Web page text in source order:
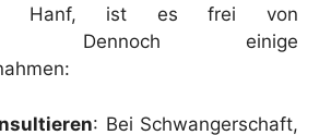
Hanf, ist es frei von
Dennoch einige
: Bei Schwangerschaft,